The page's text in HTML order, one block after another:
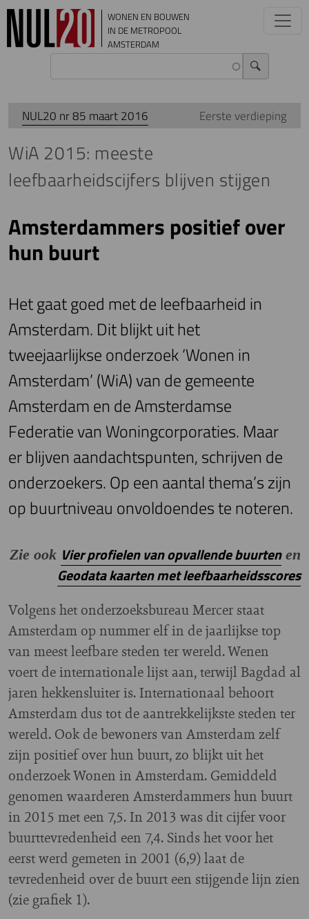
Overslaan en naar de inhoud gaan
WONEN EN BOUWEN
IN DE METROPOOL
AMSTERDAM
NUL20 nr 85 maart 2016 Eerste verdieping
WiA 2015: meeste
leefbaarheidscijfers blijven stijgen
Amsterdammers positief over
hun buurt
Het gaat goed met de leefbaarheid in
Amsterdam. Dit blijkt uit het
tweejaarlijkse onderzoek ‘Wonen in
Amsterdam’ (WiA) van de gemeente
Amsterdam en de Amsterdamse
Federatie van Woningcorporaties. Maar
er blijven aandachtspunten, schrijven de
onderzoekers. Op een aantal thema’s zijn
op buurtniveau onvoldoendes te noteren.
Zie ook Vier profielen van opvallende buurtenen
Geodata kaarten met leefbaarheidsscores
Volgens het onderzoeksbureau Mercer staat
Amsterdam op nummer elf in de jaarlijkse top
van meest leefbare steden ter wereld. Wenen
voert de internationale lijst aan, terwijl Bagdad al
jaren hekkensluiter is. Internationaal behoort
Amsterdam dus tot de aantrekkelijkste steden ter
wereld. Ook de bewoners van Amsterdam zelf
zijn positief over hun buurt, zo blijkt uit het
onderzoek Wonen in Amsterdam. Gemiddeld
genomen waarderen Amsterdammers hun buurt
in 2015 met een 7,5. In 2013 was dit cijfer voor
buurttevredenheid een 7,4. Sinds het voor het
eerst werd gemeten in 2001 (6,9) laat de
tevredenheid over de buurt een stijgende lijn zien
(zie grafiek 1).